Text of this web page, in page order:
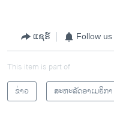
ແຊຣ໌ Follow us
This item is part of
ຂ່າວ
ສະຫະລັດອາເມຣິກາ